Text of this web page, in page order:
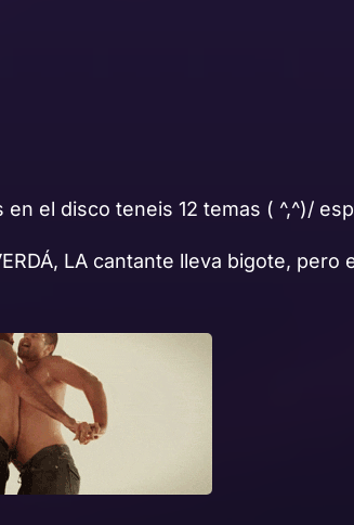
en el disco teneis 12 temas ( ^,^)/
LA cantante lleva bigote, pero